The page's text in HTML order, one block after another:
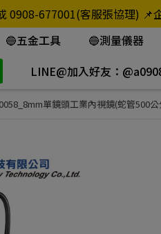
0908-677001(客服張協理)
🔵五金工具 🔵測量儀器
LINE@加入好友：
單鏡頭工業內視鏡(蛇管500公